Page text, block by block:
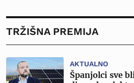
TRŽIŠNA PREMIJA
AKTUALNO
Španjolci sve